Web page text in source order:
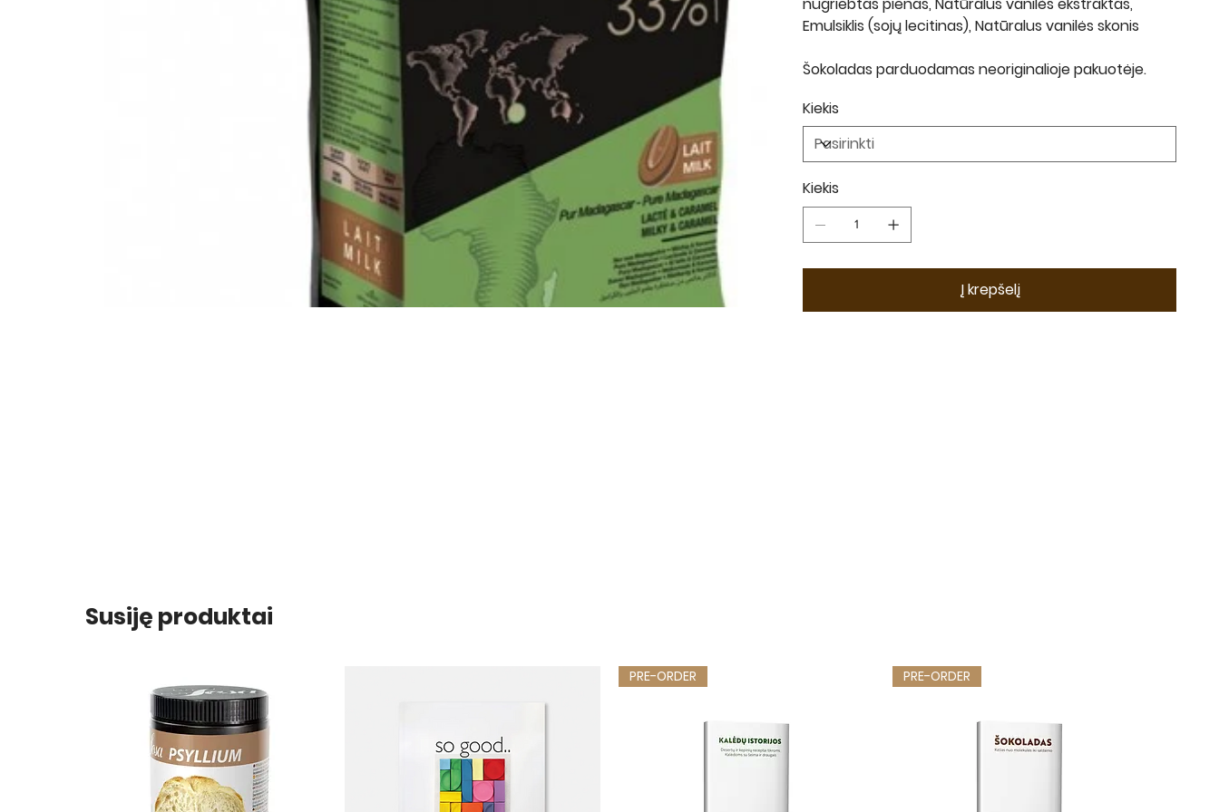
Susiję produktai
PRE-ORDER PRE-ORDER
Emulsiklis (sojų lecitinas), Natūralus vanilės skonis
Šokoladas parduodamas neoriginalioje pakuotėje.
Kiekis
Kiekis
Į krepšelį